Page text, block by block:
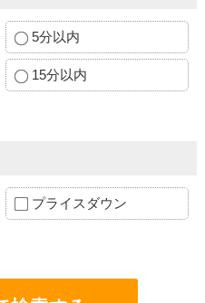
5分以内
15分以内
プライスダウン